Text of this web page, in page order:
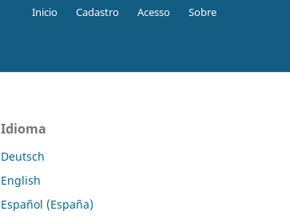
Inicio Cadastro Acesso Sobre
Idioma
Deutsch
English
Español (España)